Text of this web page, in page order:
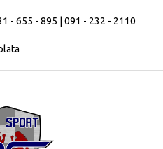
- 655 - 895 | 091 - 232 - 2110